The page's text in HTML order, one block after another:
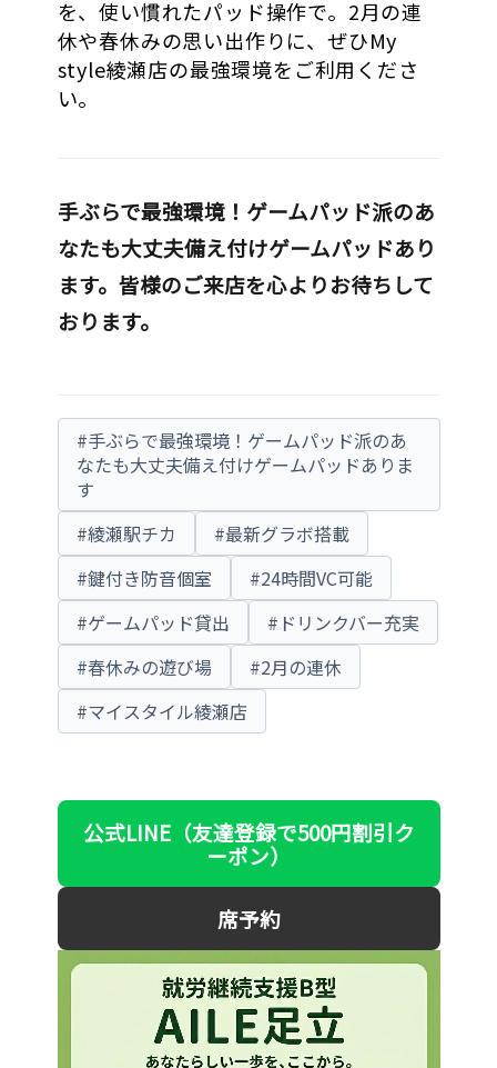
を、使い慣れたパッド操作で。2月の連
休や春休みの思い出作りに、ぜひMy
style綾瀬店の最強環境をご利用くださ
い。
手ぶらで最強環境！ゲームパッド派のあ
なたも大丈夫備え付けゲームパッドあり
ます。皆様のご来店を心よりお待ちして
おります。
#手ぶらで最強環境！ゲームパッド派のあ
なたも大丈夫備え付けゲームパッドありま
す
#綾瀬駅チカ
#最新グラボ搭載
#鍵付き防音個室
#24時間VC可能
#ゲームパッド貸出
#ドリンクバー充実
#春休みの遊び場
#2月の連休
#マイスタイル綾瀬店
公式LINE（友達登録で500円割引ク
ーポン）
席予約